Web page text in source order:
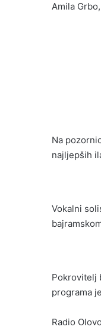
Amila Grbo,
Na
najljepših
Vokalni
Pokrovitelj
programa
Radio